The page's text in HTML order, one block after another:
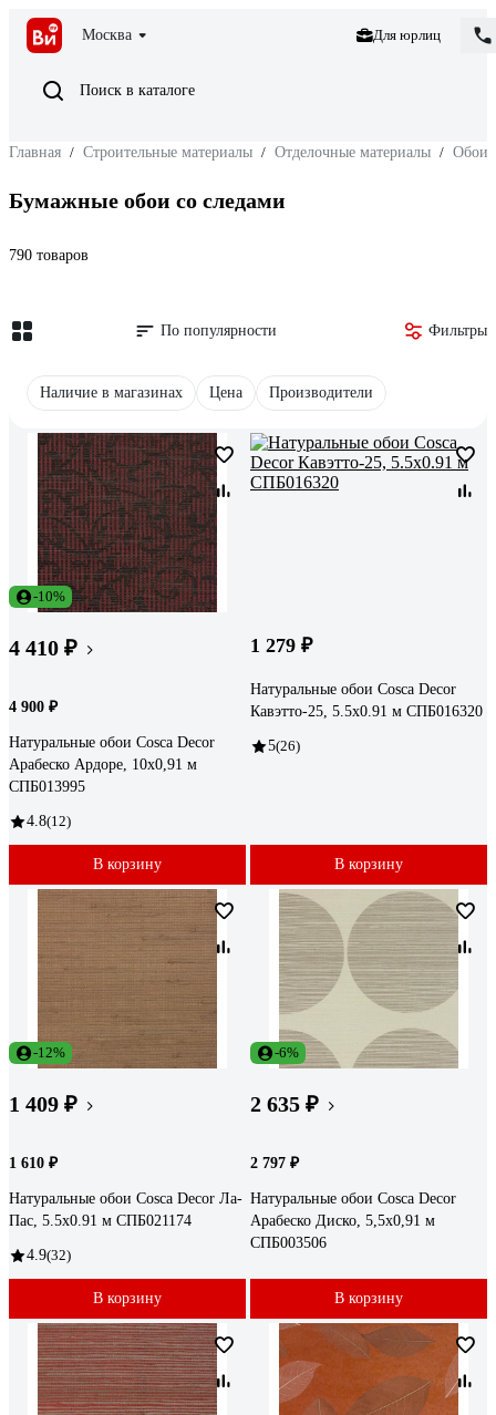
Москва Для юрлиц
Поиск в каталоге
Главная / Строительные материалы / Отделочные материалы / Обои
Бумажные обои со следами
790 товаров
По популярности Фильтры
Наличие в магазинах Цена Производители
-10%
4 410 ₽
4 900 ₽
Натуральные обои Cosca Decor
Арабеско Ардоре, 10x0,91 м
СПБ013995
4.8(12)
В корзину
1 279 ₽
Натуральные обои Cosca Decor
Кавэтто-25, 5.5x0.91 м СПБ016320
5(26)
В корзину
-12%
1 409 ₽
1 610 ₽
Натуральные обои Cosca Decor Ла-
Пас, 5.5x0.91 м СПБ021174
4.9(32)
В корзину
-6%
2 635 ₽
2 797 ₽
Натуральные обои Cosca Decor
Арабеско Диско, 5,5x0,91 м
СПБ003506
В корзину